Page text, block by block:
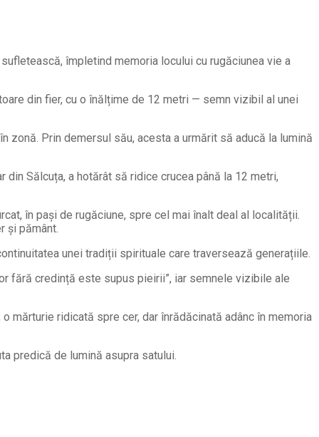
împletind memoria locului cu rugăciunea vie a
din fier, cu o înălțime de 12 metri — semn vizibil al unei
Prin demersul său, acesta a urmărit să aducă la lumină
Sălcuța, a hotărât să ridice crucea până la 12 metri,
în pași de rugăciune, spre cel mai înalt deal al localității.
și pământ.
unei tradiții spirituale care traversează generațiile.
fără credință este supus pieirii”, iar semnele vizibile ale
mărturie ridicată spre cer, dar înrădăcinată adânc în memoria
predică de lumină asupra satului.